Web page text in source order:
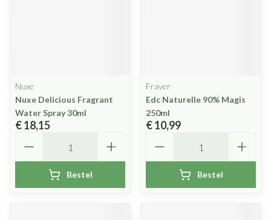
Nuxe
Nuxe Delicious Fragrant
Water Spray 30ml
€ 18,15
Bestel
Fraver
Edc Naturelle 90% Magis
250ml
€ 10,99
Bestel